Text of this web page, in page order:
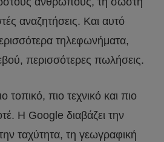
αναζητήσεις. Και αυτό
τηλεφωνήματα,
περισσότερες πωλήσεις.
τοπικό, πιο τεχνικό και πιο
Η Google διαβάζει την
ταχύτητα, τη γεωγραφική